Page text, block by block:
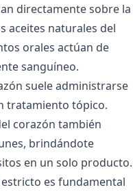
directamente sobre la
aceites naturales del
orales actúan de
sanguíneo.
suele administrarse
tratamiento tópico.
corazón también
brindándote
en un solo producto.
es fundamental